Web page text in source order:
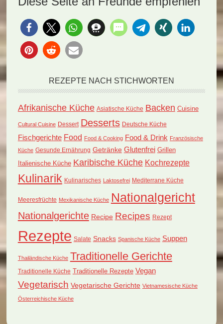
REZEPTE NACH STICHWORTEN
Afrikanische Küche Asiatische Küche Backen Cuisine
Cultural Cuisine Dessert Desserts Deutsche Küche
Fischgerichte Food Food & Cooking Food & Drink Französische
Küche Gesunde Ernährung Getränke Glutenfrei Grillen
Italienische Küche Karibische Küche Kochrezepte
Kulinarik Kulinarisches Laktosefrei Mediterrane Küche
Meeresfrüchte Mexikanische Küche Nationalgericht
Nationalgerichte Recipe Recipes Rezept
Rezepte Salate Snacks Spanische Küche Suppen
Thailändische Küche Traditionelle Gerichte
Traditionelle Küche Traditionelle Rezepte Vegan
Vegetarisch Vegetarische Gerichte Vietnamesische Küche
Österreichische Küche